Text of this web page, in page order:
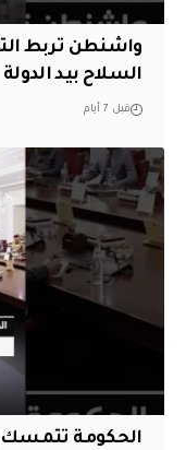
واشنطن تربط
السلاح بيد الدولة
قبل 7 أيام
الحكومة تتمسك